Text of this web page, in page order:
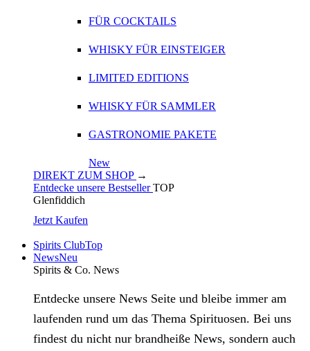
FÜR COCKTAILS
WHISKY FÜR EINSTEIGER
LIMITED EDITIONS
WHISKY FÜR SAMMLER
GASTRONOMIE PAKETE
New
DIREKT ZUM SHOP →
Entdecke unsere BestsellerTOP
Glenfiddich
Jetzt Kaufen
Spirits ClubTop
NewsNeu
Spirits & Co. News
Entdecke unsere News Seite und bleibe immer am
laufenden rund um das Thema Spirituosen. Bei uns
findest du nicht nur brandheiße News, sondern auch